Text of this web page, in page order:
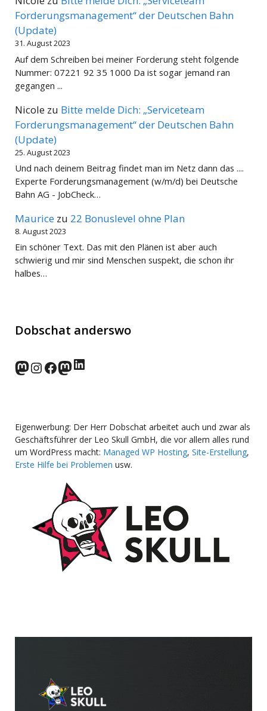
Forderungsmanagement“ der Deutschen Bahn
(Update)
31. August 2023
Auf dem Schreiben bei meiner Forderung steht folgende
Nummer: 07221 92 35 1000 Da ist sogar jemand ran
gegangen ...
Nicole zu Bitte melde Dich: „Serviceteam
Forderungsmanagement“ der Deutschen Bahn
(Update)
25. August 2023
Und nach deinem Beitrag findet man im Netz dann das ....
Experte Forderungsmanagement (w/m/d) bei Deutsche
Bahn AG - JobCheck…
Maurice zu 22 Bonuslevel ohne Plan
8. August 2023
Ein schöner Text. Das mit den Plänen ist aber auch
schwierig und mir sind Menschen suspekt, die schon ihr
halbes…
Dobschat anderswo
norden.social
Instagram
Facebook
wp-punks.social
LinkedIn
Eigenwerbung: Der Herr Dobschat arbeitet auch und zwar als
Geschäftsführer der Leo Skull GmbH, die vor allem alles rund
um WordPress macht: Managed WP Hosting, Site-Erstellung,
Erste Hilfe bei Problemen usw.